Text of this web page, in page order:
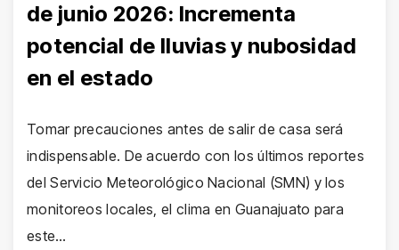
de junio 2026: Incrementa
potencial de lluvias y nubosidad
en el estado
Tomar precauciones antes de salir de casa será
indispensable. De acuerdo con los últimos reportes
del Servicio Meteorológico Nacional (SMN) y los
monitoreos locales, el clima en Guanajuato para
este…